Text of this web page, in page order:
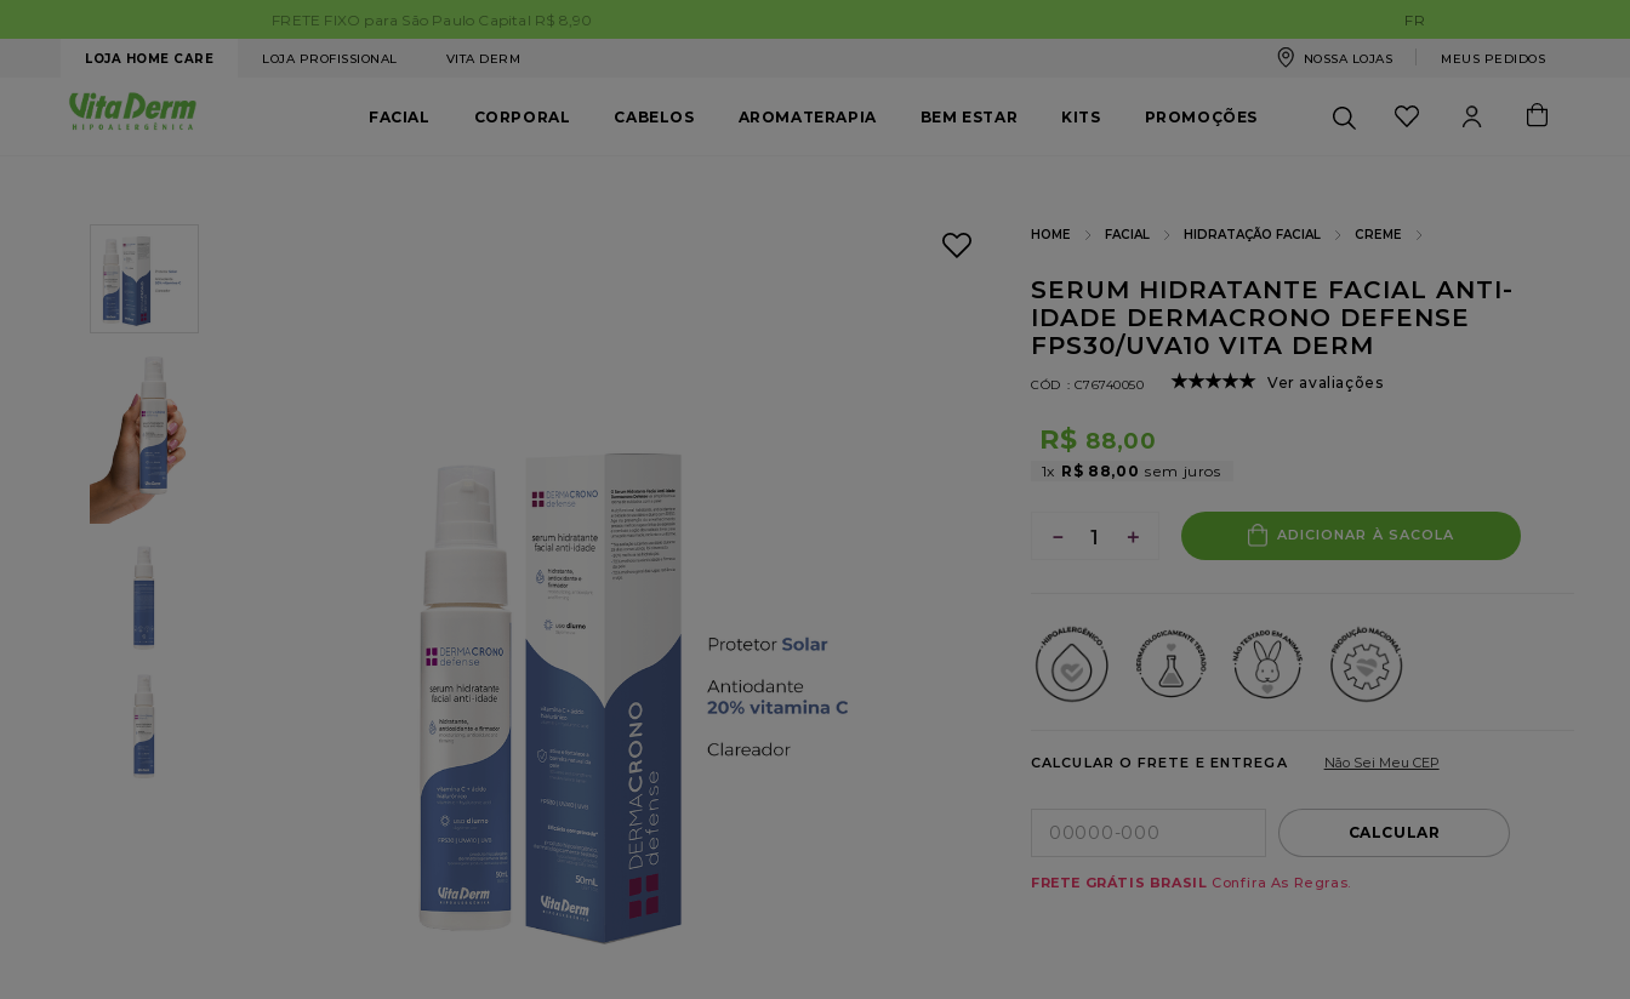
FRETE GRÁTIS BRASIL em compras acima de R$199,99. Aproveite!
LOJA HOME CARE LOJA PROFISSIONAL VITA DERM NOSSA LOJAS MEUS PEDIDOS
FACIAL KITS PROMOÇÕES
CORPORAL CABELOS AROMATERAPIA BEM ESTAR
FACIAL HIDRATAÇÃO FACIAL CREME
SERUM HIDRATANTE FACIAL ANTI-
IDADE DERMACRONO DEFENSE
FPS30/UVA10 VITA DERM
: C76740050 ★★★★★ Ver avaliações
R$ 88,00
1 R$ 88,00
＋
－ ADICIONAR À SACOLA
CALCULAR O FRETE E ENTREGA Não Sei Meu CEP
CALCULAR
FRETE GRÁTIS BRASIL Confira As Regras.